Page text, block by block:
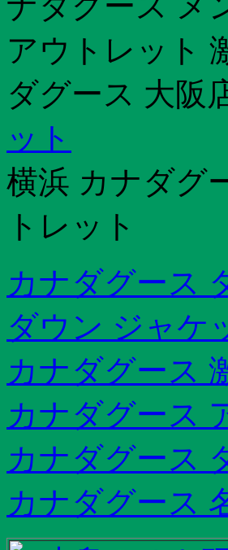
アウトレット
ダグース 大阪
ット
横浜 カナダグ
トレット
カナダグース
ダウン ジャケ
カナダグース
カナダグース
カナダグース
カナダグース